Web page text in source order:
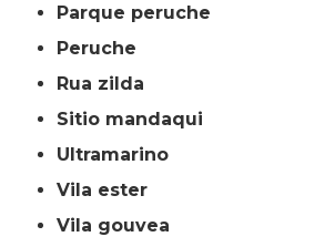
parque peruche
peruche
rua zilda
sitio mandaqui
ultramarino
vila ester
vila gouvea